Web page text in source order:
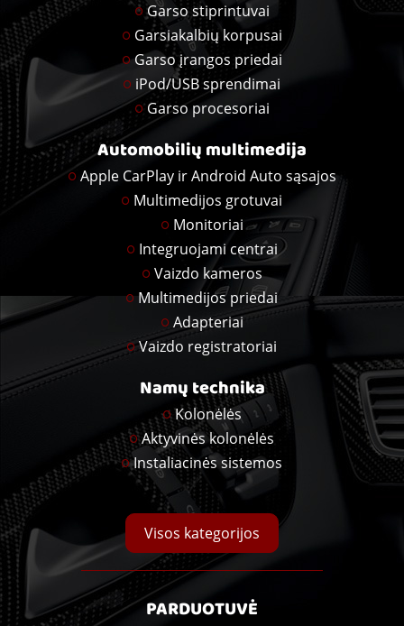
Garso stiprintuvai
Garsiakalbių korpusai
Garso įrangos priedai
iPod/USB sprendimai
Garso procesoriai
Automobilių multimedija
Apple CarPlay ir Android Auto sąsajos
Multimedijos grotuvai
Monitoriai
Integruojami centrai
Vaizdo kameros
Multimedijos priedai
Adapteriai
Vaizdo registratoriai
Namų technika
Kolonėlės
Aktyvinės kolonėlės
Instaliacinės sistemos
Visos kategorijos
PARDUOTUVĖ